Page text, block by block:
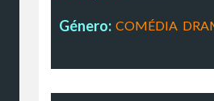
Género: COMÉDIA